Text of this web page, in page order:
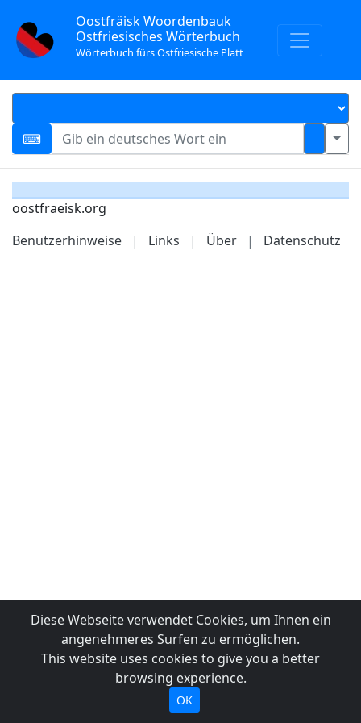
Oostfräisk Woordenbauk
Ostfriesisches Wörterbuch
Wörterbuch fürs Ostfriesische Platt
oostfraeisk.org
Benutzerhinweise
| Links | Über | Datenschutz
Diese Webseite verwendet Cookies, um Ihnen ein
angenehmeres Surfen zu ermöglichen.
This website uses cookies to give you a better
browsing experience.
OK